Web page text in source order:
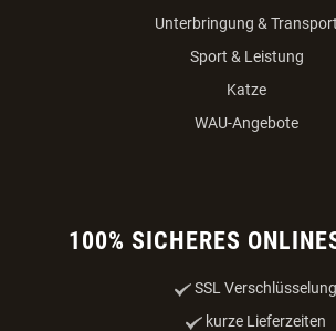
Unterbringung & Transport
Sport & Leistung
Katze
WAU-Angebote
100% SICHERES
SSL Verschlüsselung
kurze Lieferzeiten